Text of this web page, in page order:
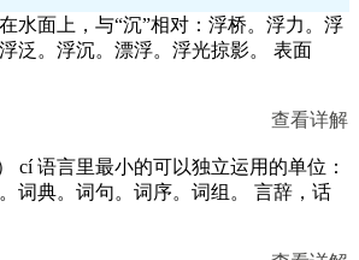
水面上，与“沉”相对：浮桥。浮力。浮
泛。浮沉。漂浮。浮光掠影。 表面
查看详解
cí 语言里最小的可以独立运用的单位：
词典。词句。词序。词组。 言辞，话